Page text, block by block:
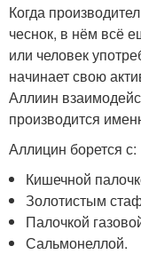
Когда
чеснок, в нём всё
или человек
начинает свою
Аллиин
производится
Аллицин борется с:
Кишечной
Золотистым
Палочкой
Сальмонеллой.